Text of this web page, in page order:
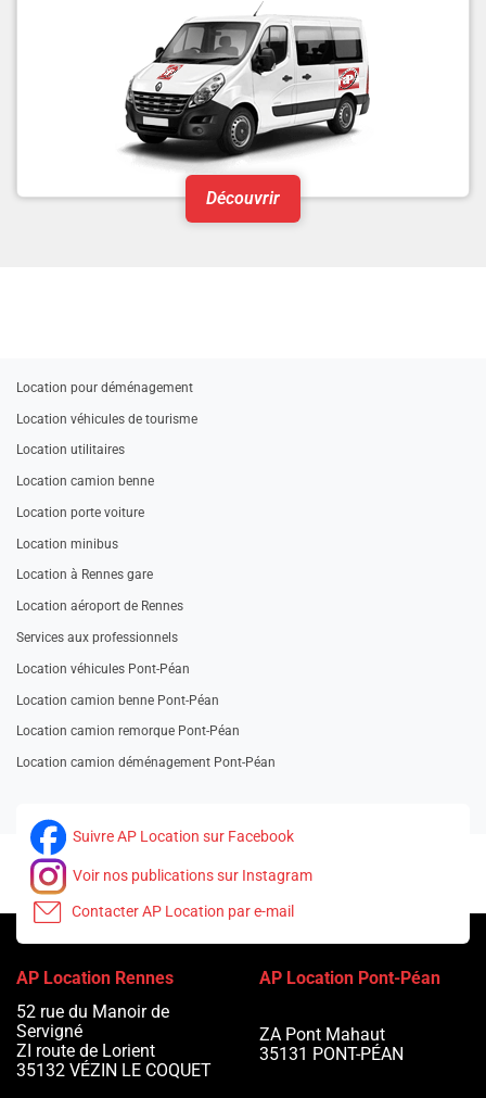
Découvrir
Location pour déménagement
Location véhicules de tourisme
Location utilitaires
Location camion benne
Location porte voiture
Location minibus
Location à Rennes gare
Location aéroport de Rennes
Services aux professionnels
Location véhicules Pont-Péan
Location camion benne Pont-Péan
Location camion remorque Pont-Péan
Location camion déménagement Pont-Péan
Suivre AP Location sur Facebook
Voir nos publications sur Instagram
Contacter AP Location par e-mail
AP Location Rennes
52 rue du Manoir de
Servigné
ZI route de Lorient
35132 VÉZIN LE COQUET
AP Location Pont-Péan
ZA Pont Mahaut
35131 PONT-PÉAN